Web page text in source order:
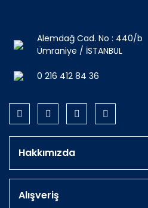
Alemdağ Cad. No : 440/b
Ümraniye / İSTANBUL
0 216 412 84 36
Hakkımızda
Alışveriş